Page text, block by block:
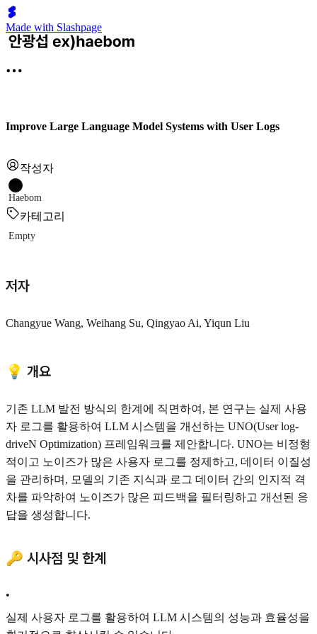
Made with Slashpage
Improve Large Language Model Systems with User Logs
작성자
Haebom
카테고리
Empty
저자
Changyue Wang, Weihang Su, Qingyao Ai, Yiqun Liu
💡 개요
기존 LLM 발전 방식의 한계에 직면하여, 본 연구는 실제 사용
자 로그를 활용하여 LLM 시스템을 개선하는 UNO(User log-
driveN Optimization) 프레임워크를 제안합니다. UNO는 비정형
적이고 노이즈가 많은 사용자 로그를 정제하고, 데이터 이질성
을 관리하며, 모델의 기존 지식과 로그 데이터 간의 인지적 격
차를 파악하여 노이즈가 많은 피드백을 필터링하고 개선된 응
답을 생성합니다.
🔑 시사점 및 한계
•
실제 사용자 로그를 활용하여 LLM 시스템의 성능과 효율성을